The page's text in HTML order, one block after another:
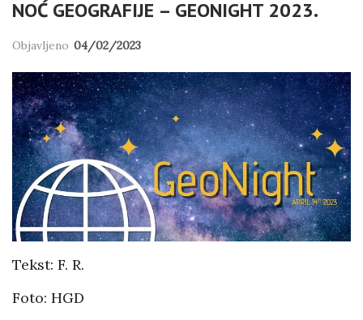
NOĆ GEOGRAFIJE – GEONIGHT 2023.
Objavljeno 04/02/2023
Tekst: F. R.
Foto: HGD